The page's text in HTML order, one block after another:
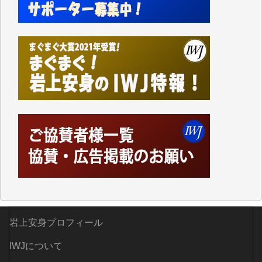
つでも簡単にアクセスできるようにして来ました。し
かし、それができるのもコンテンツがサーバーに保存
されているからこそのことであり、そのサーバーが使
えなくなってしまえば二度と視ることが出来なくなっ
てしまいます。
「何とかしなければ、何とかしてほしい。」と思いな
がらも前述した事情でどうにもならない自分の非力に
歯ぎしりするばかりです。（T.M.様）
いつもまともな報道、ありがとうございます。（新城
靖 様）
岩上安身プロフィール
IWJについて